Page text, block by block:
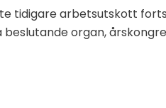
tidigare arbetsutskott
organ,